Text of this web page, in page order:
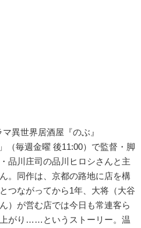
異世界居酒屋『のぶ』
（毎週金曜 後11:00）で監督・脚
品川庄司の品川ヒロシさんと主
。同作は、京都の路地に店を構
つながってから1年、大将（大谷
）が営む店では今日も常連客ら
がり……というストーリー。温